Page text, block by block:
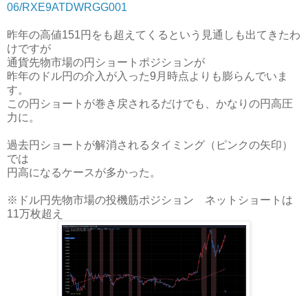
06/RXE9ATDWRGG001
昨年の高値151円をも超えてくるという見通しも出てきたわ
けですが
通貨先物市場の円ショートポジションが
昨年のドル円の介入が入った9月時点よりも膨らんでいま
す。
この円ショートが巻き戻されるだけでも、かなりの円高圧
力に。
過去円ショートが解消されるタイミング（ピンクの矢印）
では
円高になるケースが多かった。
※ドル円先物市場の投機筋ポジション ネットショートは
11万枚超え